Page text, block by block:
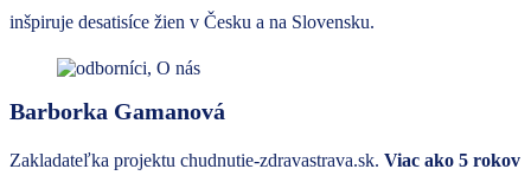
inšpiruje desatisíce žien v Česku a na Slovensku.
Barborka Gamanová
Zakladateľka projektu chudnutie-zdravastrava.sk. Viac ako 5 rokov